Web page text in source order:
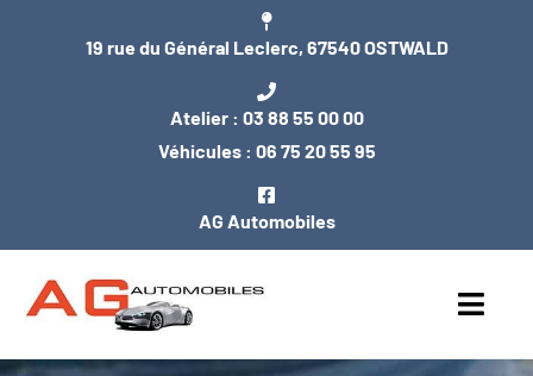
19 rue du Général Leclerc, 67540 OSTWALD
Atelier : 03 88 55 00 00
Véhicules : 06 75 20 55 95
AG Automobiles